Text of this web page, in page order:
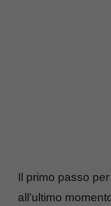
Il primo passo
all’ultimo